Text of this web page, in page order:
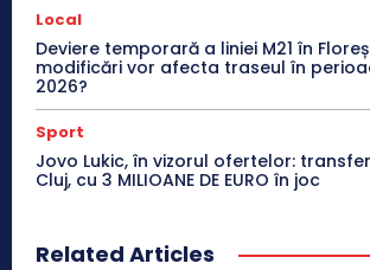
Local
Deviere temporară a liniei M21 în
modificări vor afecta traseul în
2026?
Sport
Jovo Lukic, în vizorul ofertelor:
Cluj, cu 3 MILIOANE DE EURO în joc
Related Articles